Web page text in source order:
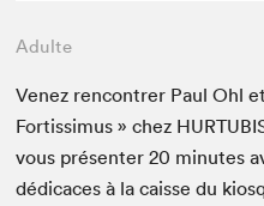
Adulte
Venez ren­con­tr­er Paul Ohl
For­tis­simus » chez
vous présen­ter20 min­utes
dédi­caces à la caisse du